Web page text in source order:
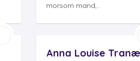
morsom mand,...